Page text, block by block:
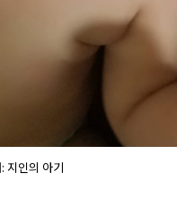
지인의 아기